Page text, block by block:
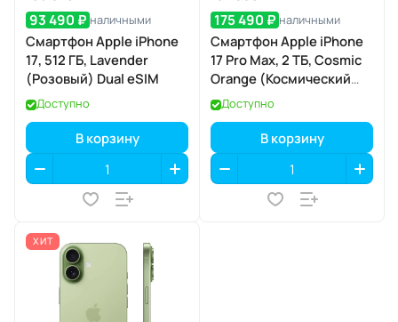
93 490 ₽ наличными
Смартфон Apple iPhone
17, 512 ГБ, Lavender
(Розовый) Dual eSIM
Доступно
В корзину
175 490 ₽ наличными
Смартфон Apple iPhone
17 Pro Max, 2 ТБ, Cosmic
Orange (Космический
оранжевый) SIM+eSIM
Доступно
В корзину
ХИТ